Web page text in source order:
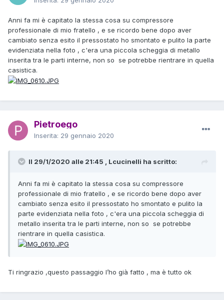
Anni fa mi è capitato la stessa cosa su compressore
professionale di mio fratello , e se ricordo bene dopo aver
cambiato senza esito il pressostato ho smontato e pulito la parte
evidenziata nella foto , c'era una piccola scheggia di metallo
inserita tra le parti interne, non so se potrebbe rientrare in quella
casistica.
Pietroego
Inserita: 29 gennaio 2020
Il 29/1/2020 alle 21:45 , Lcucinelli ha scritto:
Anni fa mi è capitato la stessa cosa su compressore
professionale di mio fratello , e se ricordo bene dopo aver
cambiato senza esito il pressostato ho smontato e pulito la
parte evidenziata nella foto , c'era una piccola scheggia di
metallo inserita tra le parti interne, non so se potrebbe
rientrare in quella casistica.
Ti ringrazio ,questo passaggio l’ho già fatto , ma è tutto ok